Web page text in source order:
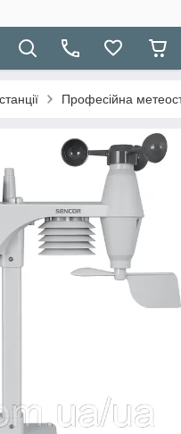
Професійна